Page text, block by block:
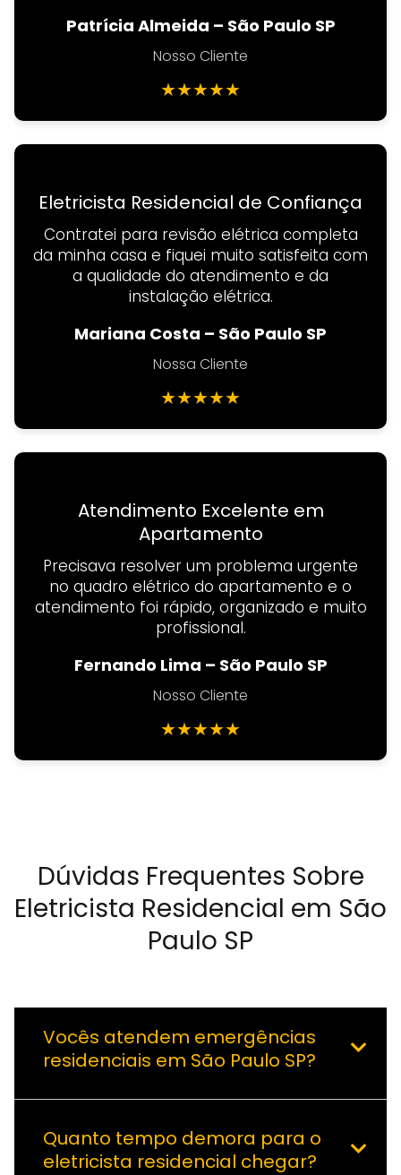
Patrícia Almeida – São Paulo SP
Nosso Cliente
★★★★★
Eletricista Residencial de Confiança
Contratei para revisão elétrica completa
da minha casa e fiquei muito satisfeita com
a qualidade do atendimento e da
instalação elétrica.
Mariana Costa – São Paulo SP
Nossa Cliente
★★★★★
Atendimento Excelente em
Apartamento
Precisava resolver um problema urgente
no quadro elétrico do apartamento e o
atendimento foi rápido, organizado e muito
profissional.
Fernando Lima – São Paulo SP
Nosso Cliente
★★★★★
Dúvidas Frequentes Sobre
Eletricista Residencial em São
Paulo SP
Vocês atendem emergências
residenciais em São Paulo SP?
Quanto tempo demora para o
eletricista residencial chegar?